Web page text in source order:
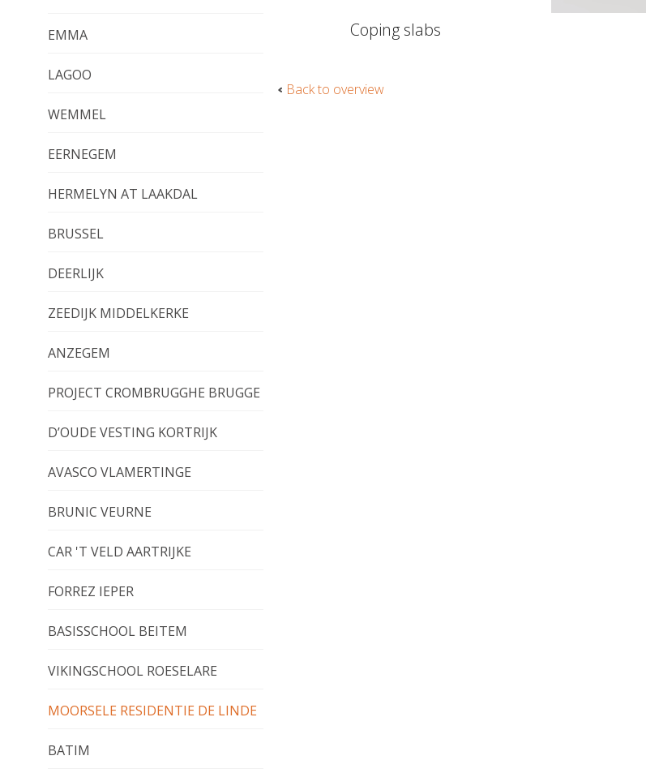
EMMA
LAGOO
WEMMEL
EERNEGEM
HERMELYN AT LAAKDAL
BRUSSEL
DEERLIJK
ZEEDIJK MIDDELKERKE
ANZEGEM
PROJECT CROMBRUGGHE BRUGGE
D’OUDE VESTING KORTRIJK
AVASCO VLAMERTINGE
BRUNIC VEURNE
CAR 'T VELD AARTRIJKE
FORREZ IEPER
BASISSCHOOL BEITEM
VIKINGSCHOOL ROESELARE
MOORSELE RESIDENTIE DE LINDE
BATIM
Coping slabs
Back to overview